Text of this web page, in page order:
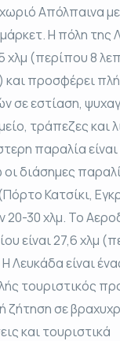
Απόλπαινα
μάρκετ. Η πόλη της
χλμ (περίπου 8
και προσφέρει
σε εστίαση,
τράπεζες και
παραλία είναι
οι διάσημες
Κατσίκι,
20-30 χλμ. Το
είναι 27,6 χλμ
Λευκάδα είναι
τουριστικός
ζήτηση σε
και τουριστικά